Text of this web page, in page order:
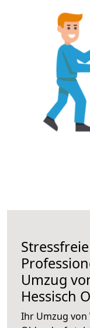
Umzug
Hessisch
Ihr Umzug von